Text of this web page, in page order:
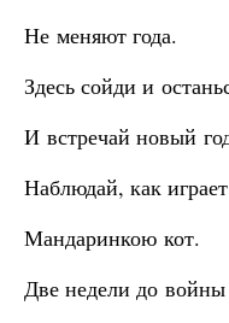
Не меняют года.
Здесь сойди и
И встречай новый
Наблюдай, как играет
Мандаринкою кот.
Две недели до войны